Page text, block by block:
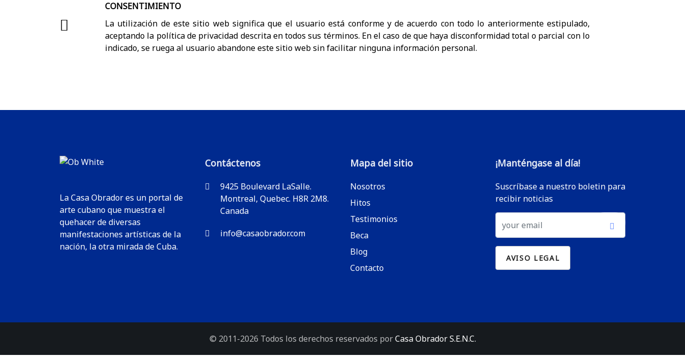
CONSENTIMIENTO
La utilización de este sitio web significa que el usuario está conforme y de acuerdo con todo lo anteriormente estipulado,
aceptando la política de privacidad descrita en todos sus términos. En el caso de que haya disconformidad total o parcial con lo
indicado, se ruega al usuario abandone este sitio web sin facilitar ninguna información personal.
La Casa Obrador es un portal de
arte cubano que muestra el
quehacer de diversas
manifestaciones artísticas de la
nación, la otra mirada de Cuba.
Contáctenos
9425 Boulevard LaSalle.
Montreal, Quebec. H8R 2M8.
Canada
info@casaobrador.com
Mapa del sitio
Nosotros
Hitos
Testimonios
Beca
Blog
Contacto
¡Manténgase al día!
Suscríbase a nuestro boletin para
recibir noticias
© 2011-2026 Todos los derechos reservados porCasa Obrador S.E.N.C.